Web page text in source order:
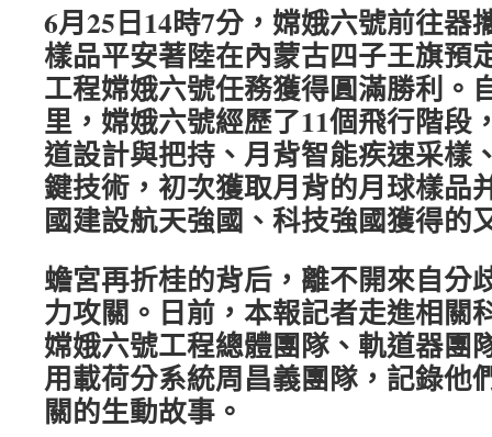
6月25日14時7分，嫦娥六號前往器
樣品平安著陸在內蒙古四子王旗預
工程嫦娥六號任務獲得圓滿勝利。
里，嫦娥六號經歷了11個飛行階段
道設計與把持、月背智能疾速采樣
鍵技術，初次獲取月背的月球樣品
國建設航天強國、科技強國獲得的
蟾宮再折桂的背后，離不開來自分
力攻關。日前，本報記者走進相關
嫦娥六號工程總體團隊、軌道器團
用載荷分系統周昌義團隊，記錄他
關的生動故事。